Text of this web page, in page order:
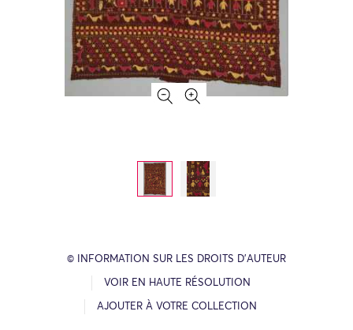
© INFORMATION SUR LES DROITS D’AUTEUR
VOIR EN HAUTE RÉSOLUTION
AJOUTER À VOTRE COLLECTION